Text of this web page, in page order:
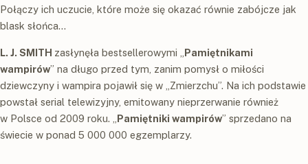
Połączy ich uczucie, które może się okazać równie zabójcze jak
blask słońca…
L. J. SMITH zasłynęła bestsellerowymi „ Pamiętnikami
wampirów” na długo przed tym, zanim pomysł o miłości
dziewczyny i wampira pojawił się w „Zmierzchu”. Na ich podstawie
powstał serial telewizyjny, emitowany nieprzerwanie również
w Polsce od 2009 roku. „ Pamiętniki wampirów” sprzedano na
świecie w ponad 5 000 000 egzemplarzy.